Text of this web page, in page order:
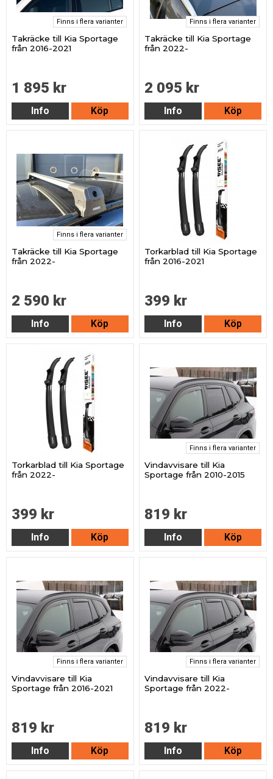
Finns i flera varianter
Takräcke till Kia Sportage
från 2016-2021
1 895 kr
Info Köp
Finns i flera varianter
Takräcke till Kia Sportage
från 2022-
2 095 kr
Info Köp
Finns i flera varianter
Takräcke till Kia Sportage
från 2022-
2 590 kr
Info Köp
Torkarblad till Kia Sportage
från 2016-2021
399 kr
Info Köp
Torkarblad till Kia Sportage
från 2022-
399 kr
Info Köp
Finns i flera varianter
Vindavvisare till Kia
Sportage från 2010-2015
819 kr
Info Köp
Finns i flera varianter
Vindavvisare till Kia
Sportage från 2016-2021
819 kr
Info Köp
Finns i flera varianter
Vindavvisare till Kia
Sportage från 2022-
819 kr
Info Köp